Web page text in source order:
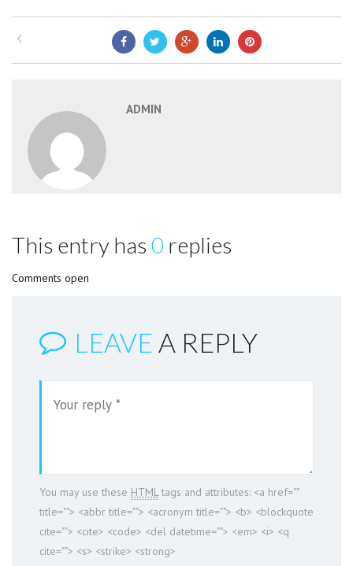
ADMIN
This entry has 0 replies
Comments open
LEAVE A REPLY
You may use these HTMLtags and attributes: <a href=""
title=""> <abbr title=""> <acronym title=""> <b> <blockquote
cite=""> <cite> <code> <del datetime=""> <em> <i> <q
cite=""> <s> <strike> <strong>